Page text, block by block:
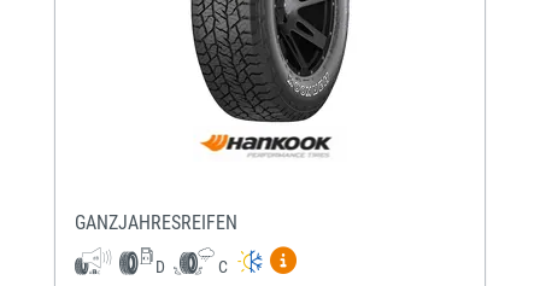
GANZJAHRESREIFEN
D C
Mehr Informationen zum EU-